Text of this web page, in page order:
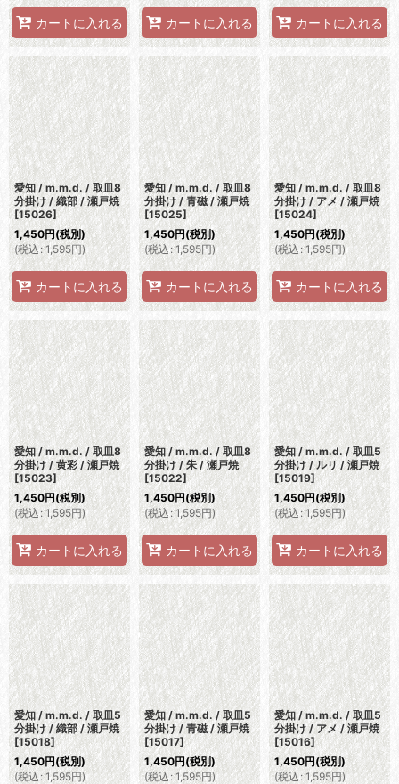
カートに入れる カートに入れる カートに入れる
愛知 / m.m.d. / 取皿8
分掛け / 織部 / 瀬戸焼
[15026]
1,450円(税別)
(税込: 1,595円)
カートに入れる
愛知 / m.m.d. / 取皿8
分掛け / 青磁 / 瀬戸焼
[15025]
1,450円(税別)
(税込: 1,595円)
カートに入れる
愛知 / m.m.d. / 取皿8
分掛け / アメ / 瀬戸焼
[15024]
1,450円(税別)
(税込 : 1,595円)
カートに入れる
愛知 / m.m.d. / 取皿8
分掛け / 黄彩 / 瀬戸焼
[15023]
1,450円(税別)
(税込 : 1,595円)
カートに入れる
愛知 / m.m.d. / 取皿8
分掛け / 朱 / 瀬戸焼
[15022]
1,450円(税別)
(税込: 1,595円)
カートに入れる
愛知 / m.m.d. / 取皿5
分掛け / ルリ / 瀬戸焼
[15019]
1,450円(税別)
(税込 : 1,595円)
カートに入れる
愛知 / m.m.d. / 取皿5
分掛け / 織部 / 瀬戸焼
[15018]
1,450円(税別)
(税込 : 1,595円)
愛知 / m.m.d. / 取皿5
分掛け / 青磁 / 瀬戸焼
[15017]
1,450円(税別)
(税込: 1,595円)
愛知 / m.m.d. / 取皿5
分掛け / アメ / 瀬戸焼
[15016]
1,450円(税別)
(税込 : 1,595円)